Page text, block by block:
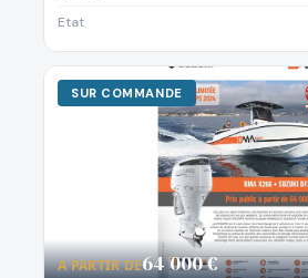
Etat
SUR COMMANDE
A PARTIR DE64 000 €